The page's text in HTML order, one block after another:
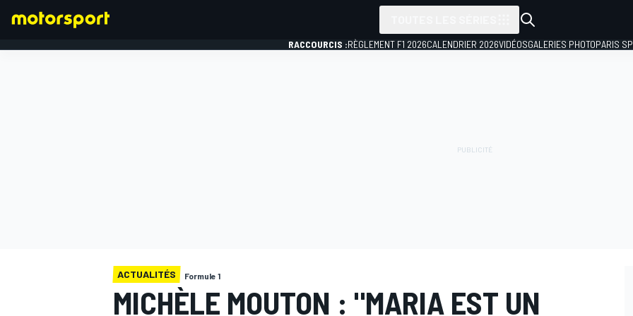
RACCOURCIS :RÈGLEMENT F1 2026CALENDRIER 2026VIDÉOSGALERIES PHOTOPARIS
ACTUALITÉS Formule 1
MICHÈLE MOUTON : "MARIA EST UN